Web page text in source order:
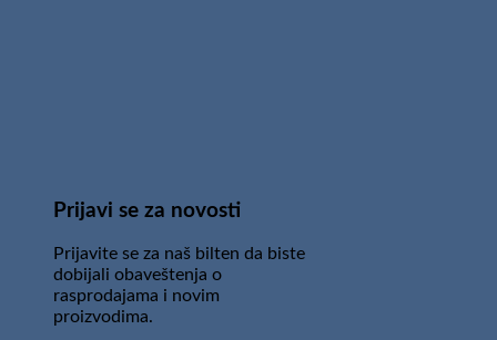
Prijavi se za novosti
Prijavite se za naš bilten da biste
dobijali obaveštenja o
rasprodajama i novim
proizvodima.